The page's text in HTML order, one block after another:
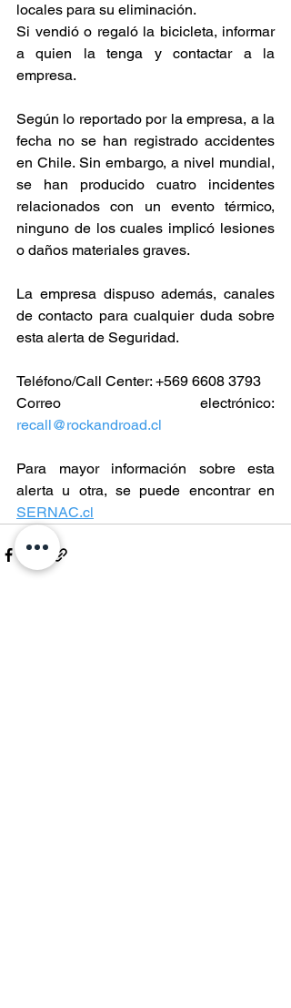
locales para su eliminación.
Si vendió o regaló la bicicleta, informar
a quien la tenga y contactar a la
empresa.
Según lo reportado por la empresa, a la
fecha no se han registrado accidentes
en Chile. Sin embargo, a nivel mundial,
se han producido cuatro incidentes
relacionados con un evento térmico,
ninguno de los cuales implicó lesiones
o daños materiales graves.
La empresa dispuso además, canales
de contacto para cualquier duda sobre
esta alerta de Seguridad.
Teléfono/Call Center: +569 6608 3793
recall@rockandroad.cl
Para mayor información sobre esta
SERNAC.cl